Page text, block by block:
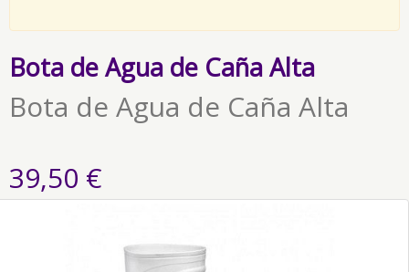
Bota de Agua de Caña Alta
Bota de Agua de Caña Alta
39,50 €